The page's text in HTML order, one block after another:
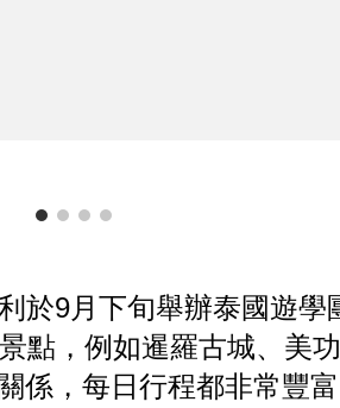
於9月下旬舉辦泰國遊
點，例如暹羅古城、美
係，每日行程都非常豐